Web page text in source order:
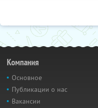
Компания
Основное
Публикации о нас
Вакансии